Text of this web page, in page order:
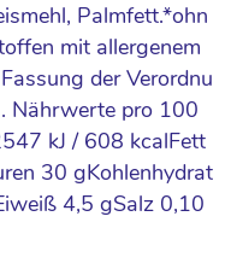
Palmfett.*ohn
mit allergenem
der Verordnu
Nährwerte pro 100
kJ / 608 kcalFett
30 gKohlenhydrat
4,5 gSalz 0,10